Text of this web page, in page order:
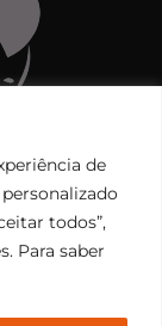
de
todos”,
Para saber